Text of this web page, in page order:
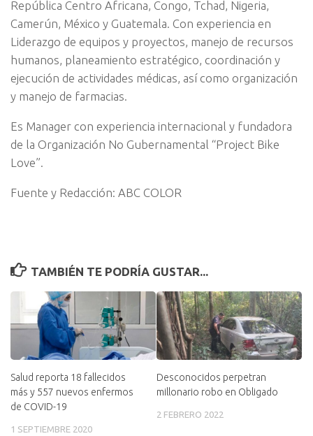
República Centro Africana, Congo, Tchad, Nigeria,
Camerún, México y Guatemala. Con experiencia en
Liderazgo de equipos y proyectos, manejo de recursos
humanos, planeamiento estratégico, coordinación y
ejecución de actividades médicas, así como organización
y manejo de farmacias.
Es Manager con experiencia internacional y fundadora
de la Organización No Gubernamental “Project Bike
Love”.
Fuente y Redacción: ABC COLOR
TAMBIÉN TE PODRÍA GUSTAR...
Salud reporta 18 fallecidos
más y 557 nuevos enfermos
de COVID-19
1 SEPTIEMBRE 2020
Desconocidos perpetran
millonario robo en Obligado
2 FEBRERO 2022